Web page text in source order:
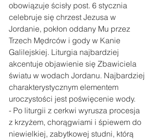
obowiązuje ścisły post. 6 stycznia
celebruje się chrzest Jezusa w
Jordanie, pokłon oddany Mu przez
Trzech Mędrców i gody w Kanie
Galilejskiej. Liturgia najbardziej
akcentuje objawienie się Zbawiciela
światu w wodach Jordanu. Najbardziej
charakterystycznym elementem
uroczystości jest poświęcenie wody.
- Po liturgii z cerkwi wyrusza procesja
z krzyżem, chorągwiami i śpiewem do
niewielkiej, zabytkowej studni, którą